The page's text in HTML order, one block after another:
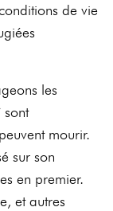
de vie
les
sont
mourir.
sur son
en premier.
et autres